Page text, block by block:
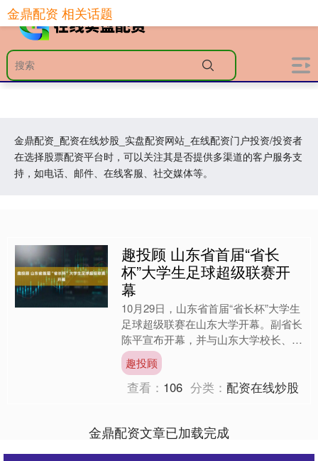
金鼎配资_配资在线炒股_实盘配资网站_在线配资门户投资/投资者
在选择股票配资平台时，可以关注其是否提供多渠道的客户服务支
持，如电话、邮件、在线客服、社交媒体等。
金鼎配资 相关话题
趣投顾 山东省首届“省长
杯”大学生足球超级联赛开
幕
10月29日，山东省首届“省长杯”大学生
足球超级联赛在山东大学开幕。副省长
陈平宣布开幕，并与山东大学校长、中
国工程院院士李术才共同为联赛揭幕战
开球。 山东省首届....
趣投顾
查看： 106 分类：配资在线炒股
金鼎配资文章已加载完成